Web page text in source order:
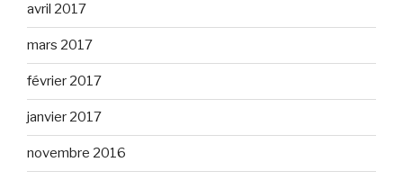
avril 2017
mars 2017
février 2017
janvier 2017
novembre 2016